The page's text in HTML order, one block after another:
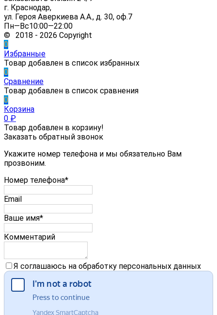
г. Краснодар,
ул. Героя Аверкиева А.А., д. 30, оф.7
Пн—Вс10:00—22:00
© 2018 - 2026 Copyright
0
Избранные
Товар добавлен в список избранных
0
Сравнение
Товар добавлен в список сравнения
0
Корзина
0 ₽
Товар добавлен в корзину!
Заказать обратный звонок
Укажите номер телефона и мы обязательно Вам
прозвоним.
Номер телефона*
Email
Ваше имя*
Комментарий
Я соглашаюсь на обработку персональных данных